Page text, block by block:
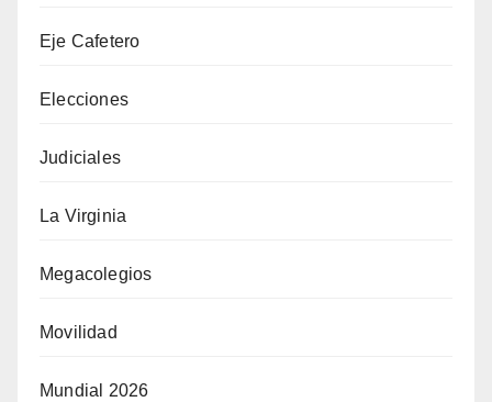
Eje Cafetero
Elecciones
Judiciales
La Virginia
Megacolegios
Movilidad
Mundial 2026